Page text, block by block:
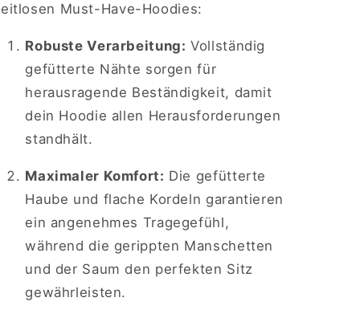
Must-Have-Hoodies:
Robuste Verarbeitung: Vollständig
gefütterte Nähte sorgen für
herausragende Beständigkeit, damit
dein Hoodie allen Herausforderungen
standhält.
Maximaler Komfort: Die gefütterte
Haube und flache Kordeln garantieren
ein angenehmes Tragegefühl,
während die gerippten Manschetten
und der Saum den perfekten Sitz
gewährleisten.